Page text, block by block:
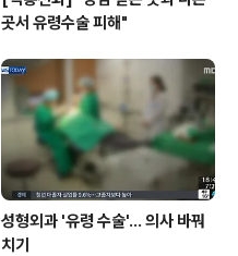
곳서 유령수술 피해"
성형외과 '유령 수술'… 의사 바꿔
치기